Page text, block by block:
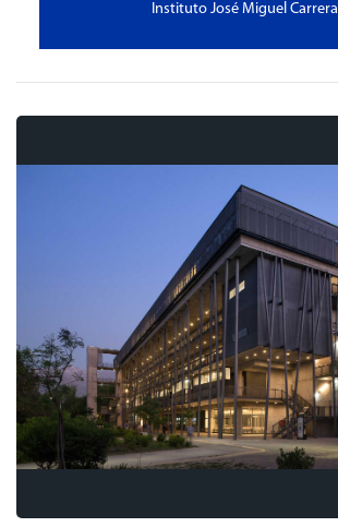
Instituto José Miguel Carrera